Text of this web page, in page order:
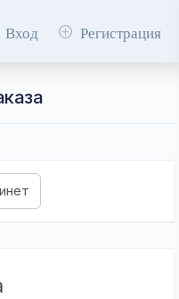
Вход Регистрация